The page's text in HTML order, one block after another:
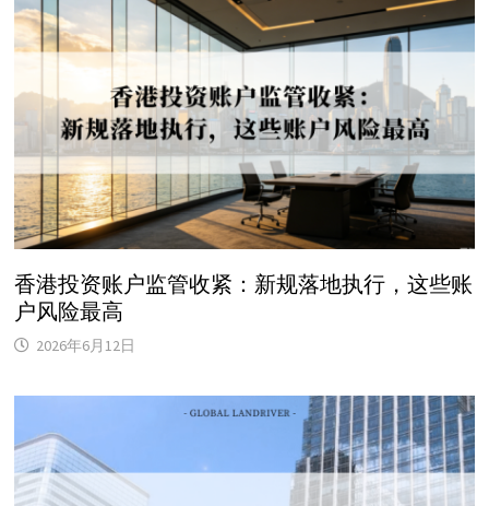
香港投资账户监管收紧：新规落地执行，这些账
户风险最高
2026年6月12日